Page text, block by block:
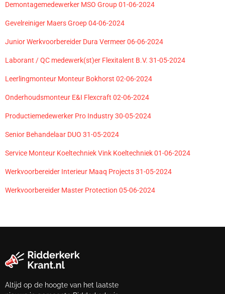
Demontagemedewerker MSO Group 01-06-2024
Gevelreiniger Maers Groep 04-06-2024
Junior Werkvoorbereider Dura Vermeer 06-06-2024
Laborant / QC medewerk(st)er Flexitalent B.V. 31-05-2024
Leerlingmonteur Monteur Bokhorst 02-06-2024
Onderhoudsmonteur E&I Flexcraft 02-06-2024
Productiemedewerker Pro Industry 30-05-2024
Senior Behandelaar DUO 31-05-2024
Service Monteur Koeltechniek Vink Koeltechniek 01-06-2024
Werkvoorbereider Interieur Maaq Projects 31-05-2024
Werkvoorbereider Master Protection 05-06-2024
Altijd op de hoogte van het laatste